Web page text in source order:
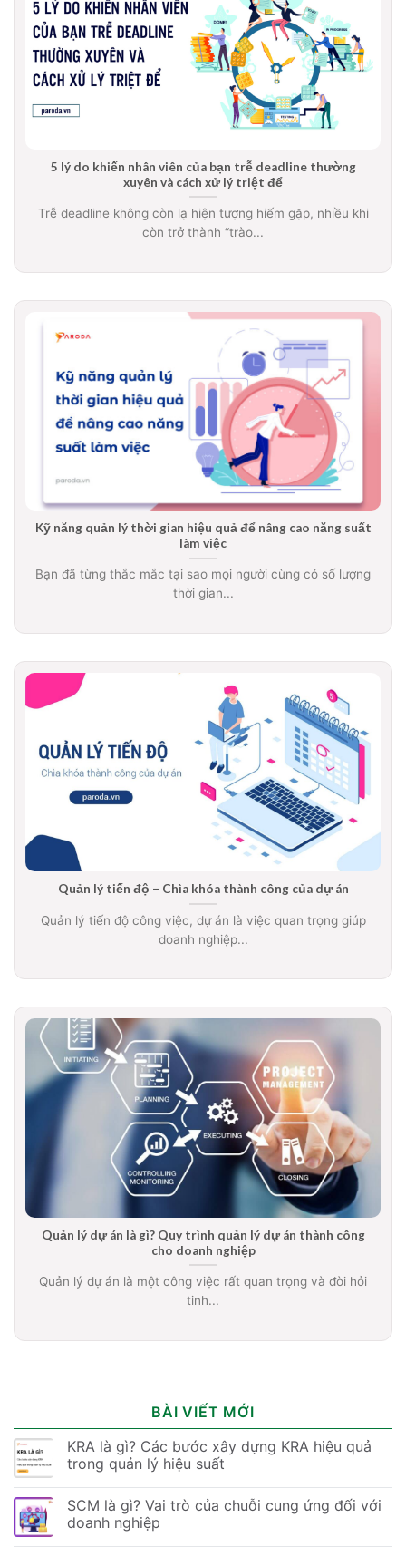
5 lý do khiến nhân viên của bạn trễ deadline thường
xuyên và cách xử lý triệt để
Trễ deadline không còn lạ hiện tượng hiếm gặp, nhiều khi
còn trở thành “trào...
Kỹ năng quản lý thời gian hiệu quả để nâng cao năng suất
làm việc
Bạn đã từng thắc mắc tại sao mọi người cùng có số lượng
thời gian...
Quản lý tiến độ – Chìa khóa thành công của dự án
Quản lý tiến độ công việc, dự án là việc quan trọng giúp
doanh nghiệp...
Quản lý dự án là gì? Quy trình quản lý dự án thành công
cho doanh nghiệp
Quản lý dự án là một công việc rất quan trọng và đòi hỏi
tinh...
BÀI VIẾT MỚI
KRA là gì? Các bước xây dựng KRA hiệu quả
trong quản lý hiệu suất
SCM là gì? Vai trò của chuỗi cung ứng đối với
doanh nghiệp